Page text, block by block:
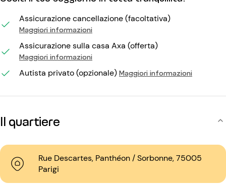
Assicurazione cancellazione (facoltativa)
Maggiori informazioni
Assicurazione sulla casa Axa (offerta)
Maggiori informazioni
Autista privato (opzionale) Maggiori informazioni
Il quartiere
Rue Descartes, Panthéon / Sorbonne, 75005
Parigi